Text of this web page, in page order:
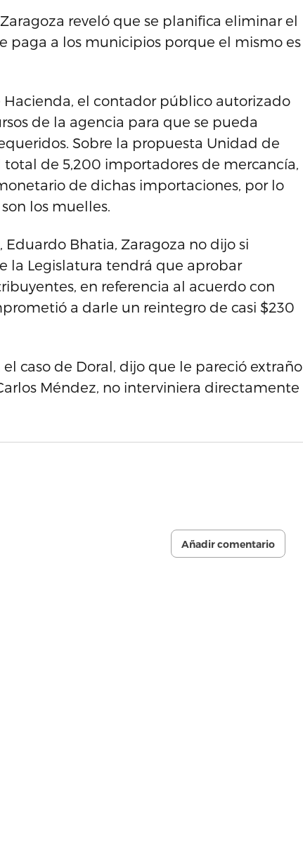
reveló que se planifica eliminar el
a los municipios porque el mismo es
el contador público autorizado
de la agencia para que se pueda
Sobre la propuesta Unidad de
de 5,200 importadores de mercancía,
de dichas importaciones, por lo
los muelles.
Bhatia, Zaragoza no dijo si
la Legislatura tendrá que aprobar
en referencia al acuerdo con
a darle un reintegro de casi $230
caso de Doral, dijo que le pareció extraño
Méndez, no interviniera directamente
Añadir comentario